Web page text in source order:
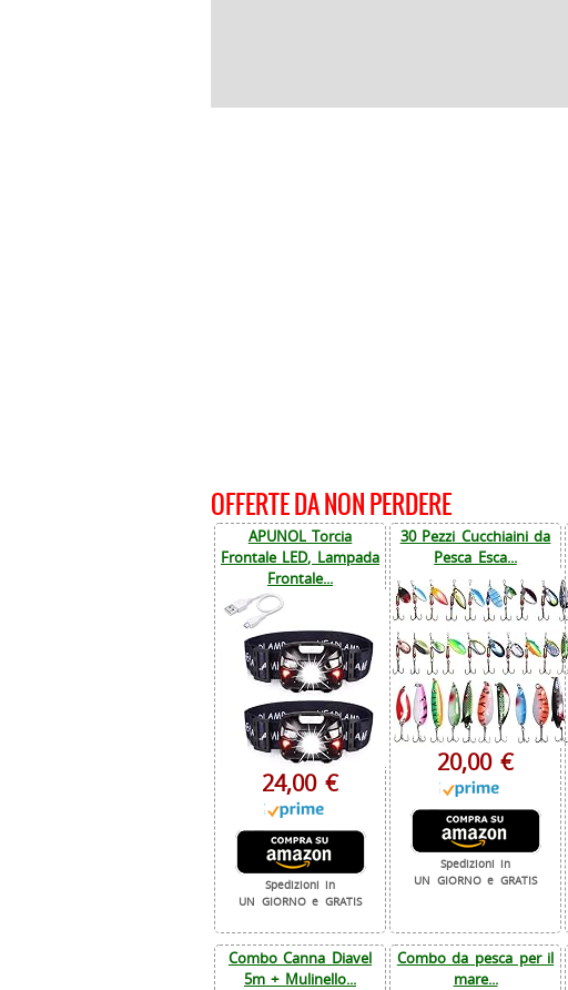
OFFERTE DA NON PERDERE
APUNOL Torcia
Frontale LED, Lampada
Frontale...
24,00 €
Spedizioni in
UN GIORNO e GRATIS
30 Pezzi Cucchiaini da
Pesca Esca...
20,00 €
Spedizioni in
UN GIORNO e GRATIS
Combo Canna Diavel
5m + Mulinello...
Combo da pesca per il
mare...